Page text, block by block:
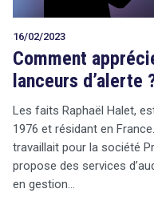
16/02/2023
Comment
lanceurs d’alerte
Les faits Raphaël Halet,
1976 et résidant en
travaillait pour la société
propose des services
en gestion…